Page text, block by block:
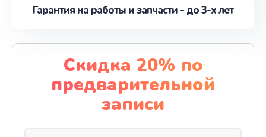
Гарантия на работы и запчасти - до 3-х лет
Скидка 20% по
предварительной
записи